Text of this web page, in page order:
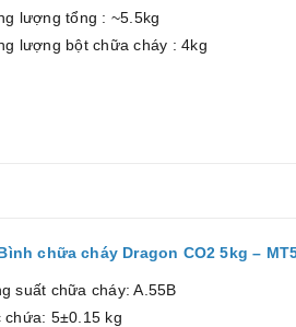
lượng tổng : ~5.5kg
lượng bột chữa cháy : 4kg
chữa cháy Dragon CO2 5kg –
suất chữa cháy: A.55B
chứa: 5±0.15 kg